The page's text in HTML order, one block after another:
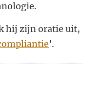
hij zijn oratie uit,
'.